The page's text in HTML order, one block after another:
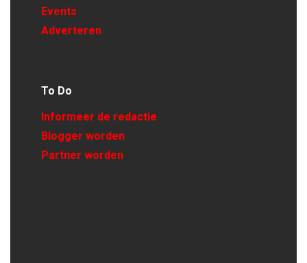
Events
Adverteren
To Do
Informeer de redactie
Blogger worden
Partner worden